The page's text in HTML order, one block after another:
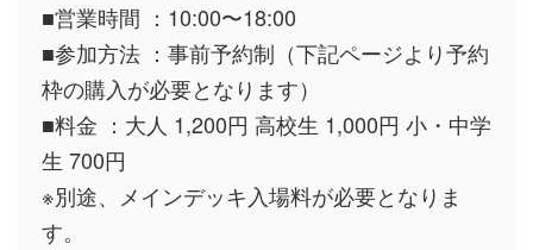
■営業時間 ：10:00〜18:00
■参加方法 ：事前予約制（下記ページより予約
枠の購入が必要となります）
■料金 ：大人 1,200円 高校生 1,000円 小・中学
生 700円
※別途、メインデッキ入場料が必要となりま
す。